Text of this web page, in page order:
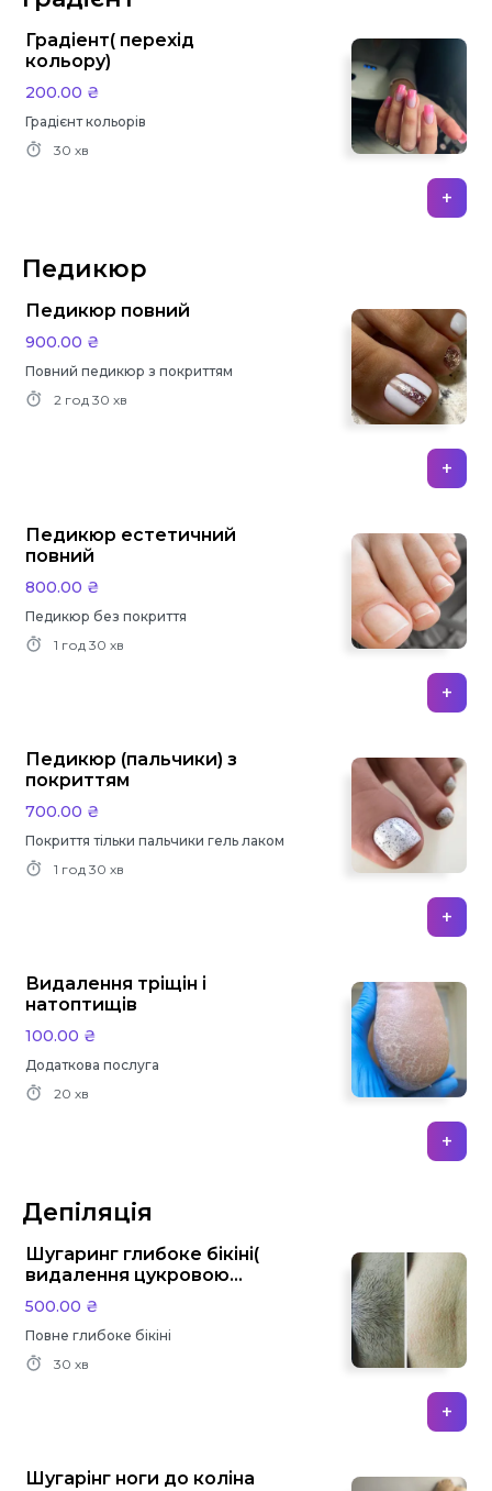
Градіент( перехід
кольору)
200.00 ₴
Градієнт кольорів
30 хв
+
Педикюр
Педикюр повний
900.00 ₴
Повний педикюр з покриттям
2 год 30 хв
+
Педикюр естетичний
повний
800.00 ₴
Педикюр без покриття
1 год 30 хв
+
Педикюр (пальчики) з
покриттям
700.00 ₴
Покриття тільки пальчики гель лаком
1 год 30 хв
+
Видалення тріщін і
натоптищів
100.00 ₴
Додаткова послуга
20 хв
+
Депіляція
Шугаринг глибоке бікіні(
видалення цукровою
пастою)
500.00 ₴
Повне глибоке бікіні
30 хв
+
Шугарінг ноги до коліна